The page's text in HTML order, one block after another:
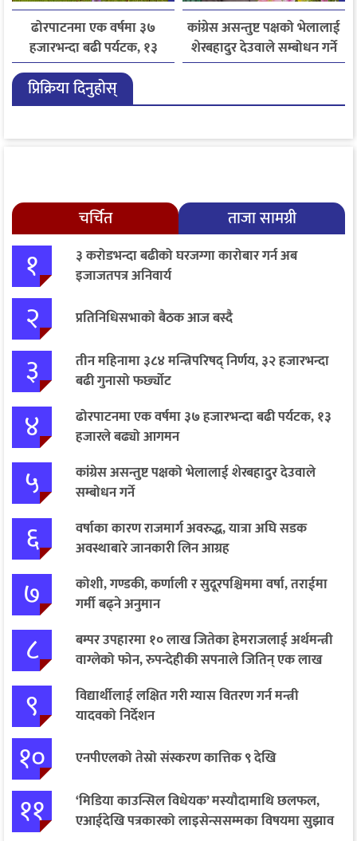
ढोरपाटनमा एक वर्षमा ३७
हजारभन्दा बढी पर्यटक, १३
हजारले बढ्यो आगमन
कांग्रेस असन्तुष्ट पक्षको भेलालाई
शेरबहादुर देउवाले सम्बोधन गर्ने
प्रिक्रिया दिनुहोस्
चर्चित ताजा सामग्री
१
३ करोडभन्दा बढीको घरजग्गा कारोबार गर्न अब
इजाजतपत्र अनिवार्य
२ प्रतिनिधिसभाको बैठक आज बस्दै
३
तीन महिनामा ३८४ मन्त्रिपरिषद् निर्णय, ३२ हजारभन्दा
बढी गुनासो फर्छ्योट
४
ढोरपाटनमा एक वर्षमा ३७ हजारभन्दा बढी पर्यटक, १३
हजारले बढ्यो आगमन
५
कांग्रेस असन्तुष्ट पक्षको भेलालाई शेरबहादुर देउवाले
सम्बोधन गर्ने
६
वर्षाका कारण राजमार्ग अवरुद्ध, यात्रा अघि सडक
अवस्थाबारे जानकारी लिन आग्रह
७
कोशी, गण्डकी, कर्णाली र सुदूरपश्चिममा वर्षा, तराईमा
गर्मी बढ्ने अनुमान
८
बम्पर उपहारमा १० लाख जितेका हेमराजलाई अर्थमन्त्री
वाग्लेको फोन, रुपन्देहीकी सपनाले जितिन् एक लाख
९
विद्यार्थीलाई लक्षित गरी ग्यास वितरण गर्न मन्त्री
यादवको निर्देशन
१० एनपीएलको तेस्रो संस्करण कात्तिक ९ देखि
११
‘मिडिया काउन्सिल विधेयक’ मस्यौदामाथि छलफल,
एआईदेखि पत्रकारको लाइसेन्ससम्मका विषयमा सुझाव